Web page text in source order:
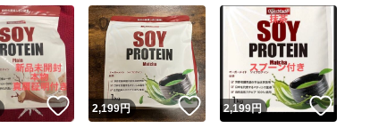
Yahoo!フリマが定めた一定の基準を満たしたユーザーに
安心取引出品者
安心取引出品者 Yahoo!フリマの基準をクリアし
取引実績
この商品の情報をコピー
商品画像の無断転載は禁止されています
いいね！
2,199円 いいね！
2,199円 いいね！